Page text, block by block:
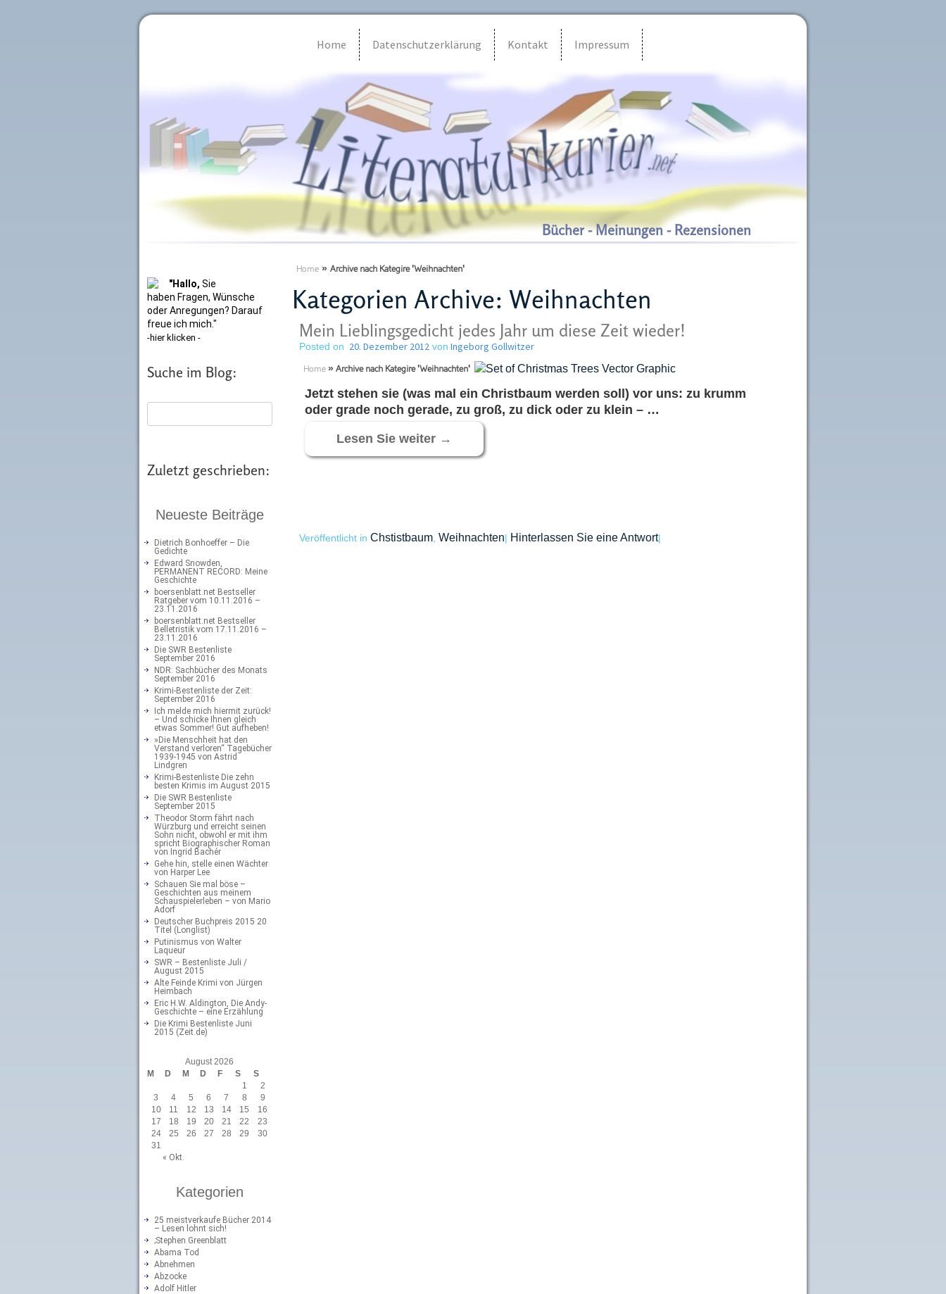
Home Datenschutzerklärung Kontakt Impressum
Bücher - Meinungen - Rezensionen
"Hallo, Sie
haben Fragen, Wünsche
oder Anregungen? Darauf
freue ich mich."
-hier klicken -
Suche im Blog:
Zuletzt geschrieben:
Neueste Beiträge
Dietrich Bonhoeffer – Die
Gedichte
Edward Snowden,
PERMANENT RECORD: Meine
Geschichte
boersenblatt.net Bestseller
Ratgeber vom 10.11.2016 –
23.11.2016
boersenblatt.net Bestseller
Belletristik vom 17.11.2016 –
23.11.2016
Die SWR Bestenliste
September 2016
NDR: Sachbücher des Monats
September 2016
Krimi-Bestenliste der Zeit:
September 2016
Ich melde mich hiermit zurück!
– Und schicke Ihnen gleich
etwas Sommer! Gut aufheben!
»Die Menschheit hat den
Verstand verloren“ Tagebücher
1939-1945 von Astrid
Lindgren
Krimi-Bestenliste Die zehn
besten Krimis im August 2015
Die SWR Bestenliste
September 2015
Theodor Storm fährt nach
Würzburg und erreicht seinen
Sohn nicht, obwohl er mit ihm
spricht Biographischer Roman
von Ingrid Bachér
Gehe hin, stelle einen Wächter
von Harper Lee
Schauen Sie mal böse –
Geschichten aus meinem
Schauspielerleben – von Mario
Adorf
Deutscher Buchpreis 2015 20
Titel (Longlist)
Putinismus von Walter
Laqueur
SWR – Bestenliste Juli /
August 2015
Alte Feinde Krimi von Jürgen
Heimbach
Eric H.W. Aldington, Die Andy-
Geschichte – eine Erzählung
Die Krimi Bestenliste Juni
2015 (Zeit.de)
August 2026
M
D M D F S S
« Okt.
1
2
3
4 5 6 7 8
9
10
11 12 13 14 15
16
17
18 19 20 21 22
23
24
25 26 27 28 29
30
31
Kategorien
25 meistverkaufe Bücher 2014
– Lesen lohnt sich!
;Stephen Greenblatt
Abama Tod
Abnehmen
Abzocke
Adolf Hitler
Home » Archive nach Kategire 'Weihnachten'
Kategorien Archive: Weihnachten
Mein Lieblingsgedicht jedes Jahr um diese Zeit wieder!
Posted on 20. Dezember 2012 von Ingeborg Gollwitzer
Home » Archive nach Kategire 'Weihnachten'
Jetzt stehen sie (was mal ein Christbaum werden soll) vor uns: zu krumm
oder grade noch gerade, zu groß, zu dick oder zu klein – …
Lesen Sie weiter →
Veröffentlicht in Chstistbaum, Weihnachten| Hinterlassen Sie eine Antwort|